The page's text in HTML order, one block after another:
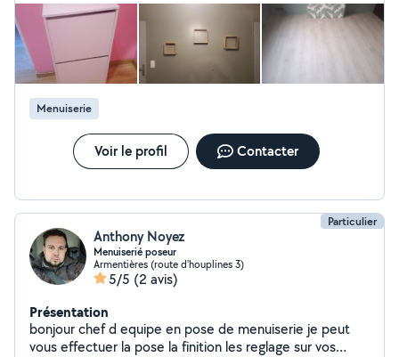
Menuiserie
Voir le profil Contacter
Particulier
Anthony Noyez
Menuiserié poseur
Armentières (route d'houplines 3)
5/5 (2 avis)
Présentation
bonjour chef d equipe en pose de menuiserie je peut
vous effectuer la pose la finition les reglage sur vos